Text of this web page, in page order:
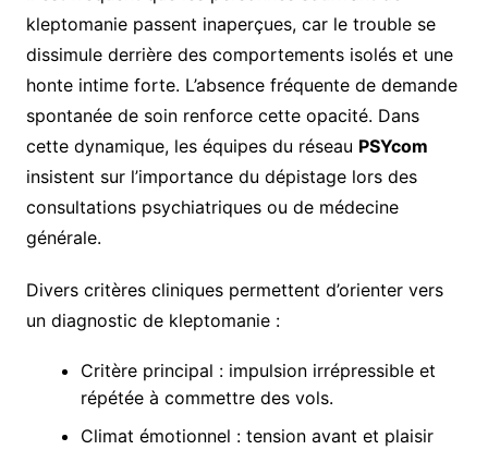
kleptomanie passent inaperçues, car le trouble se
dissimule derrière des comportements isolés et une
honte intime forte. L’absence fréquente de demande
spontanée de soin renforce cette opacité. Dans
cette dynamique, les équipes du réseau PSYcom
insistent sur l’importance du dépistage lors des
consultations psychiatriques ou de médecine
générale.
Divers critères cliniques permettent d’orienter vers
un diagnostic de kleptomanie :
Critère principal : impulsion irrépressible et
répétée à commettre des vols.
Climat émotionnel : tension avant et plaisir